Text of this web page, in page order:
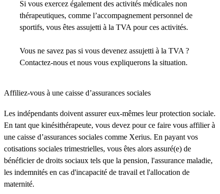
Si vous exercez également des activités médicales non
thérapeutiques, comme l’accompagnement personnel de
sportifs, vous êtes assujetti à la TVA pour ces activités.
Vous ne savez pas si vous devenez assujetti à la TVA ?
Contactez-nous et nous vous expliquerons la situation.
Affiliez-vous à une caisse d’assurances sociales
Les indépendants doivent assurer eux-mêmes leur protection sociale.
En tant que kinésithérapeute, vous devez pour ce faire vous affilier à
une caisse d’assurances sociales comme Xerius. En payant vos
cotisations sociales trimestrielles, vous êtes alors assuré(e) de
bénéficier de droits sociaux tels que la pension, l'assurance maladie,
les indemnités en cas d'incapacité de travail et l'allocation de
maternité.